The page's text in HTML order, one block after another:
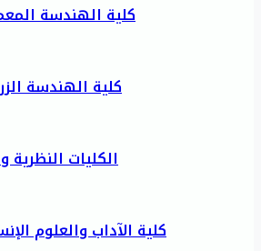
كلية الهندسة
كلية الهندسة
الكليات النظرية
كلية الآداب والعلوم